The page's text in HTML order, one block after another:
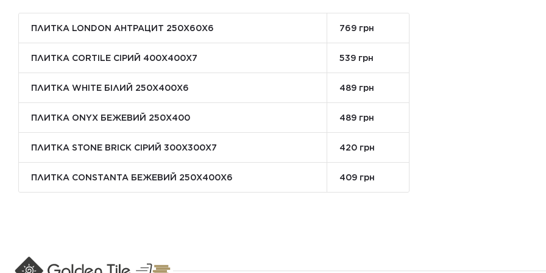
ПЛИТКА LONDON АНТРАЦИТ 250Х60Х6 769 грн
ПЛИТКА CORTILE СІРИЙ 400X400X7 539 грн
ПЛИТКА WHITE БІЛИЙ 250Х400Х6 489 грн
ПЛИТКА ONYX БЕЖЕВИЙ 250X400 489 грн
ПЛИТКА STONE BRICK СІРИЙ 300Х300X7 420 грн
ПЛИТКА CONSTANTA БЕЖЕВИЙ 250Х400X6 409 грн